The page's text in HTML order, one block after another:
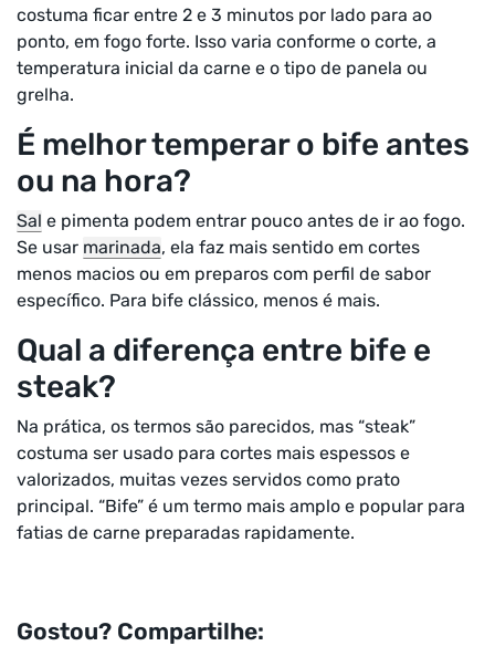
costuma ficar entre 2 e 3 minutos por lado para ao
ponto, em fogo forte. Isso varia conforme o corte, a
temperatura inicial da carne e o tipo de panela ou
grelha.
É melhor temperar o bife antes
ou na hora?
Sal e pimenta podem entrar pouco antes de ir ao fogo.
Se usar marinada, ela faz mais sentido em cortes
menos macios ou em preparos com perfil de sabor
específico. Para bife clássico, menos é mais.
Qual a diferença entre bife e
steak?
Na prática, os termos são parecidos, mas “steak”
costuma ser usado para cortes mais espessos e
valorizados, muitas vezes servidos como prato
principal. “Bife” é um termo mais amplo e popular para
fatias de carne preparadas rapidamente.
Gostou? Compartilhe: